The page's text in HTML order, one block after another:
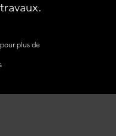
travaux.
plus de